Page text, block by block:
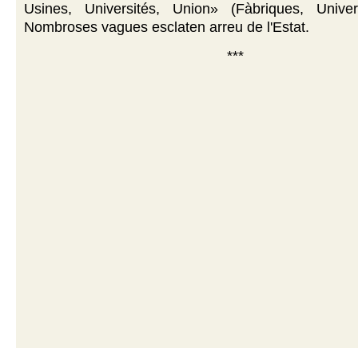
Usines, Universités, Union» (Fàbriques,
Nombroses vagues esclaten arreu de l'Estat.
***